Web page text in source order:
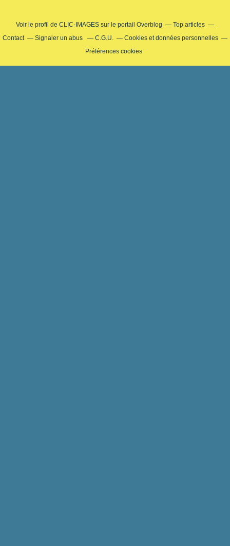
Voir le profil de CLIC-IMAGES sur le portail Overblog
Top articles
Contact
Signaler un abus C.G.U.
Cookies et données personnelles
Préférences cookies